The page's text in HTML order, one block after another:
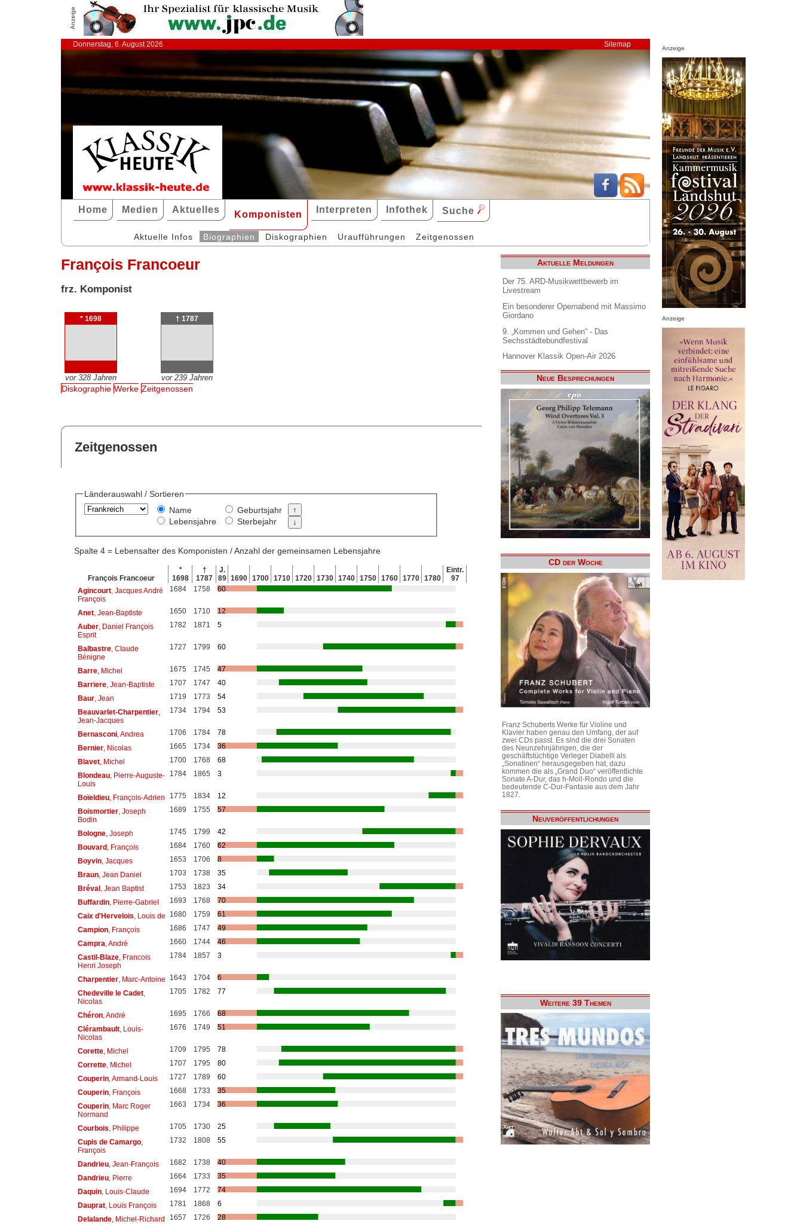
Anzeige
Donnerstag, 6. August 2026 Sitemap
Home Medien Aktuelles Komponisten Interpreten Infothek Suche
Aktuelle Infos Biographien Diskographien Uraufführungen Zeitgenossen
François Francoeur
frz. Komponist
* 1698
vor 328 Jahren
† 1787
vor 239 Jahren
Diskographie Werke Zeitgenossen
Zeitgenossen
Länderauswahl / Sortieren
Name
Lebensjahre
Geburtsjahr
Sterbejahr
Spalte 4 = Lebensalter des Komponisten / Anzahl der gemeinsamen Lebensjahre
François Francoeur
*
1698
†
1787
J.
89 1690 1700 1710 1720 1730 1740 1750 1760 1770 1780
Eintr.
97
Agincourt, Jacques André
François
1684 1758 60
Anet, Jean-Baptiste 1650 1710
12
Auber, Daniel François
Esprit
1782 1871 5
Balbastre, Claude
Bénigne
1727 1799 60
Barre, Michel 1675 1745
47
Barriere, Jean-Baptiste 1707 1747
40
Baur, Jean 1719 1773
54
Beauvarlet-Charpentier,
Jean-Jacques
1734 1794 53
Bernasconi, Andrea 1706 1784
78
Bernier, Nicolas 1665 1734
36
Blavet, Michel 1700 1768
68
Blondeau, Pierre-Auguste-
Louis
1784 1865 3
Boïeldieu, François-Adrien 1775 1834
12
Boismortier, Joseph
Bodin
1689 1755 57
Bologne, Joseph 1745 1799
42
Bouvard, François 1684 1760
62
Boyvin, Jacques 1653 1706
8
Braun, Jean Daniel 1703 1738
35
Bréval, Jean Baptist 1753 1823
34
Buffardin, Pierre-Gabriel 1693 1768
70
Caix d'Hervelois , Louis de 1680 1759
61
Campion, François 1686 1747
49
Campra , André 1660 1744
46
Castil-Blaze, Francois
Henri Joseph
1784 1857 3
Charpentier, Marc-Antoine 1643 1704
6
Chedeville le Cadet,
Nicolas
1705 1782 77
Chéron, André 1695 1766
68
Clérambault, Louis-
Nicolas
1676 1749 51
Corette, Michel 1709 1795
78
Corrette, Michel 1707 1795
80
Couperin, Armand-Louis 1727 1789
60
Couperin, François 1668 1733
35
Couperin, Marc Roger
Normand
1663 1734 36
Courbois , Philippe 1705 1730
25
Cupis de Camargo,
François
1732 1808 55
Dandrieu, Jean-François 1682 1738
40
Dandrieu, Pierre 1664 1733
35
Daquin, Louis-Claude 1694 1772
74
Dauprat, Louis François 1781 1868
6
Delalande, Michel-Richard 1657 1726
28
Aktuelle Meldungen
Der 75. ARD-Musikwettbewerb im
Livestream
Ein besonderer Opernabend mit Massimo
Giordano
9. „Kommen und Gehen“ - Das
Sechsstädtebundfestival
Hannover Klassik Open-Air 2026
Neue Besprechungen
CD der Woche
Franz Schuberts Werke für Violine und
Klavier haben genau den Umfang, der auf
zwei CDs passt. Es sind die drei Sonaten
des Neunzehnjährigen, die der
geschäftstüchtige Verleger Diabelli als
„Sonatinen“ herausgegeben hat, dazu
kommen die als „Grand Duo“ veröffentlichte
Sonate A-Dur, das h-Moll-Rondo und die
bedeutende C-Dur-Fantasie aus dem Jahr
1827.
Neuveröffentlichungen
Weitere 39 Themen
Anzeige
Anzeige